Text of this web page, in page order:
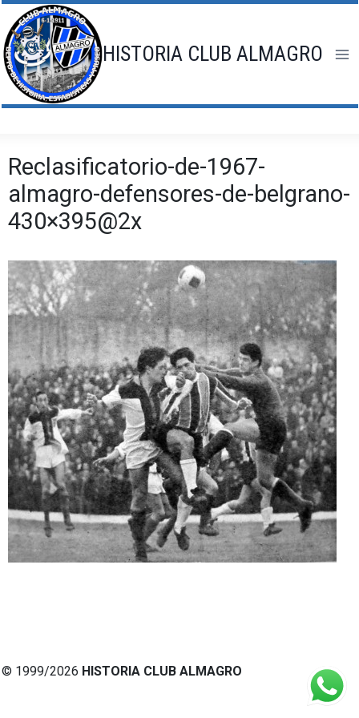
Saltar
al
contenido
HISTORIA CLUB ALMAGRO
Reclasificatorio-de-1967-
almagro-defensores-de-belgrano-
430×395@2x
© 1999/2026 HISTORIA CLUB ALMAGRO